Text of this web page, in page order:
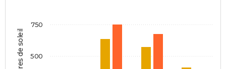
Heures de soleil 500
750